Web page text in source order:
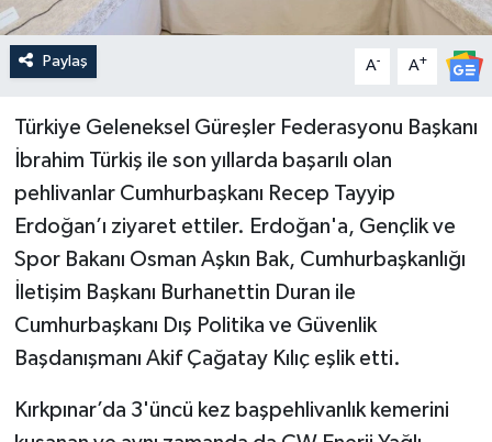
Paylaş A- A+
Türkiye Geleneksel Güreşler Federasyonu Başkanı
İbrahim Türkiş ile son yıllarda başarılı olan
pehlivanlar Cumhurbaşkanı Recep Tayyip
Erdoğan’ı ziyaret ettiler. Erdoğan'a, Gençlik ve
Spor Bakanı Osman Aşkın Bak, Cumhurbaşkanlığı
İletişim Başkanı Burhanettin Duran ile
Cumhurbaşkanı Dış Politika ve Güvenlik
Başdanışmanı Akif Çağatay Kılıç eşlik etti.
Kırkpınar’da 3'üncü kez başpehlivanlık kemerini
Siyaset
Spor